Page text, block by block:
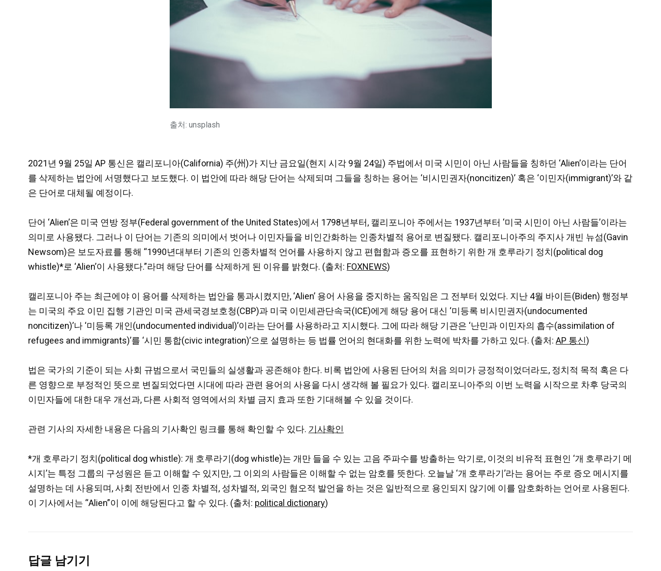
출처: unsplash
2021년 9월 25일 AP 통신은 캘리포니아(California) 주(州)가 지난 금요일(현지 시각 9월 24일) 주법에서 미국 시민이 아닌 사람들을 칭하던 ‘Alien’이라는 단어
를 삭제하는 법안에 서명했다고 보도했다. 이 법안에 따라 해당 단어는 삭제되며 그들을 칭하는 용어는 ‘비시민권자(noncitizen)’ 혹은 ‘이민자(immigrant)’와 같
은 단어로 대체될 예정이다.
단어 ‘Alien’은 미국 연방 정부(Federal government of the United States)에서 1798년부터, 캘리포니아 주에서는 1937년부터 ‘미국 시민이 아닌 사람들’이라는
의미로 사용됐다. 그러나 이 단어는 기존의 의미에서 벗어나 이민자들을 비인간화하는 인종차별적 용어로 변질됐다. 캘리포니아주의 주지사 개빈 뉴섬(Gavin
Newsom)은 보도자료를 통해 “1990년대부터 기존의 인종차별적 언어를 사용하지 않고 편협함과 증오를 표현하기 위한 개 호루라기 정치(political dog
whistle)*로 ‘Alien’이 사용됐다.”라며 해당 단어를 삭제하게 된 이유를 밝혔다. (출처: FOXNEWS)
캘리포니아 주는 최근에야 이 용어를 삭제하는 법안을 통과시켰지만, ‘Alien’ 용어 사용을 중지하는 움직임은 그 전부터 있었다. 지난 4월 바이든(Biden) 행정부
는 미국의 주요 이민 집행 기관인 미국 관세국경보호청(CBP)과 미국 이민세관단속국(ICE)에게 해당 용어 대신 ‘미등록 비시민권자(undocumented
noncitizen)’나 ‘미등록 개인(undocumented individual)’이라는 단어를 사용하라고 지시했다. 그에 따라 해당 기관은 ‘난민과 이민자의 흡수(assimilation of
refugees and immigrants)’를 ‘시민 통합(civic integration)’으로 설명하는 등 법률 언어의 현대화를 위한 노력에 박차를 가하고 있다. (출처: AP 통신)
법은 국가의 기준이 되는 사회 규범으로서 국민들의 실생활과 공존해야 한다. 비록 법안에 사용된 단어의 처음 의미가 긍정적이었더라도, 정치적 목적 혹은 다
른 영향으로 부정적인 뜻으로 변질되었다면 시대에 따라 관련 용어의 사용을 다시 생각해 볼 필요가 있다. 캘리포니아주의 이번 노력을 시작으로 차후 당국의
이민자들에 대한 대우 개선과, 다른 사회적 영역에서의 차별 금지 효과 또한 기대해볼 수 있을 것이다.
관련 기사의 자세한 내용은 다음의 기사확인 링크를 통해 확인할 수 있다. 기사확인
*개 호루라기 정치(political dog whistle): 개 호루라기(dog whistle)는 개만 들을 수 있는 고음 주파수를 방출하는 악기로, 이것의 비유적 표현인 ‘개 호루라기 메
시지’는 특정 그룹의 구성원은 듣고 이해할 수 있지만, 그 이외의 사람들은 이해할 수 없는 암호를 뜻한다. 오늘날 ‘개 호루라기’라는 용어는 주로 증오 메시지를
설명하는 데 사용되며, 사회 전반에서 인종 차별적, 성차별적, 외국인 혐오적 발언을 하는 것은 일반적으로 용인되지 않기에 이를 암호화하는 언어로 사용된다.
이 기사에서는 “Alien”이 이에 해당된다고 할 수 있다. (출처: political dictionary)
답글 남기기